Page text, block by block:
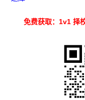
免费获取：1v1 择